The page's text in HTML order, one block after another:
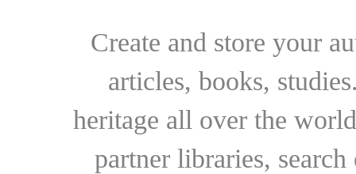
Create and store your
articles, books,
heritage all over the
partner libraries,